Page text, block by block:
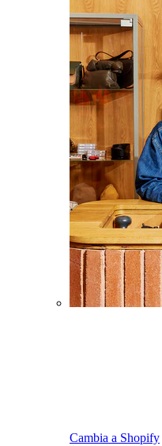
Cambia a Shopify